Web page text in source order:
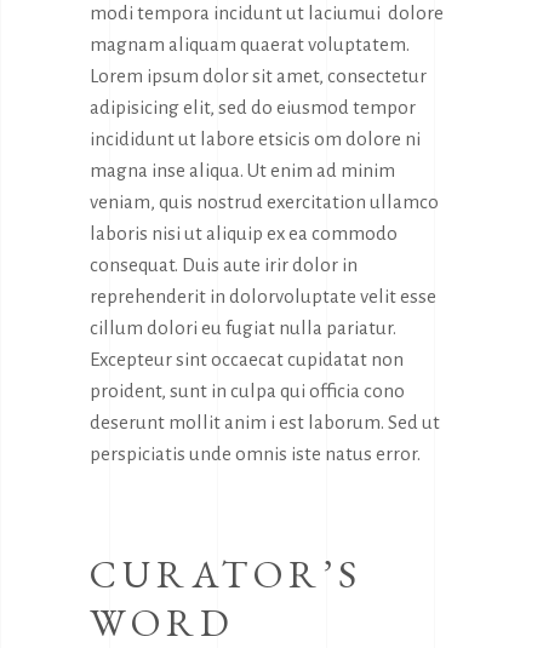
modi tempora incidunt ut laciumui dolore
magnam aliquam quaerat voluptatem.
Lorem ipsum dolor sit amet, consectetur
adipisicing elit, sed do eiusmod tempor
incididunt ut labore etsicis om dolore ni
magna inse aliqua. Ut enim ad minim
veniam, quis nostrud exercitation ullamco
laboris nisi ut aliquip ex ea commodo
consequat. Duis aute irir dolor in
reprehenderit in dolorvoluptate velit esse
cillum dolori eu fugiat nulla pariatur.
Excepteur sint occaecat cupidatat non
proident, sunt in culpa qui officia cono
deserunt mollit anim i est laborum. Sed ut
perspiciatis unde omnis iste natus error.
CURATOR’S
WORD